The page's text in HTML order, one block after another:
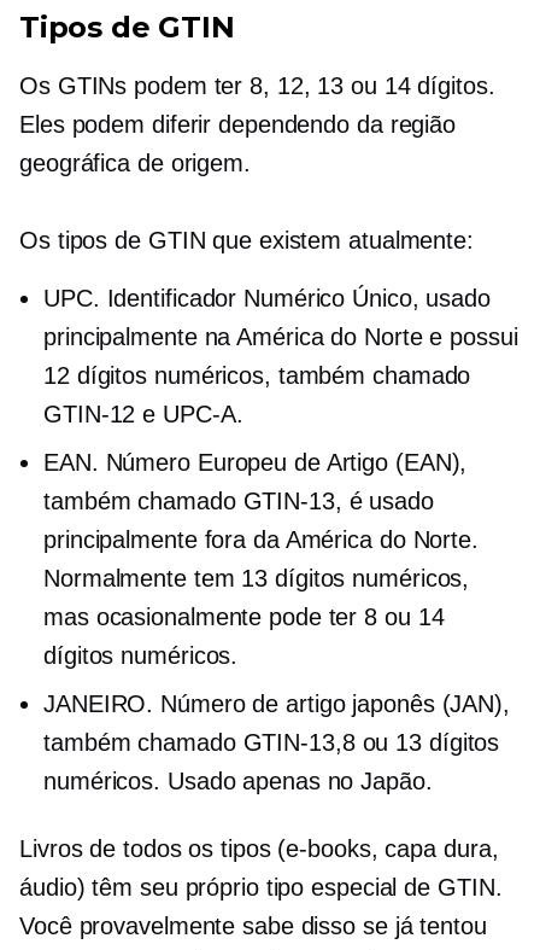
Tipos de GTIN
Os GTINs podem ter 8, 12, 13 ou 14 dígitos.
Eles podem diferir dependendo da região
geográfica de origem.
Os tipos de GTIN que existem atualmente:
UPC. Identificador Numérico Único, usado
principalmente na América do Norte e possui
12 dígitos numéricos, também chamado
GTIN-12 e UPC-A.
EAN. Número Europeu de Artigo (EAN),
também chamado GTIN-13, é usado
principalmente fora da América do Norte.
Normalmente tem 13 dígitos numéricos,
mas ocasionalmente pode ter 8 ou 14
dígitos numéricos.
JANEIRO. Número de artigo japonês (JAN),
também chamado GTIN-13,8ou 13 dígitos
numéricos. Usado apenas no Japão.
Livros de todos os tipos (e-books, capa dura,
áudio) têm seu próprio tipo especial de GTIN.
Você provavelmente sabe disso se já tentou